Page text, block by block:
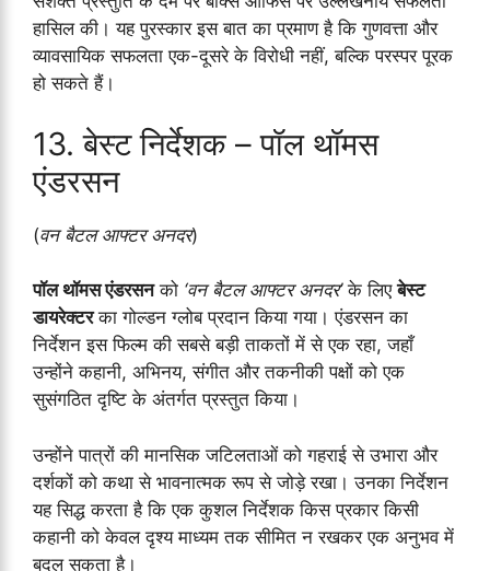
हासिल की। यह पुरस्कार इस बात का प्रमाण है कि गुणवत्ता और
व्यावसायिक सफलता एक-दूसरे के विरोधी नहीं, बल्कि परस्पर पूरक
हो सकते हैं।
13. बेस्ट निर्देशक – पॉल थॉमस
एंडरसन
(वन बैटल आफ्टर अनदर)
पॉल थॉमस एंडरसनको ‘वन बैटल आफ्टर अनदर’के लिएबेस्ट
डायरेक्टरका गोल्डन ग्लोब प्रदान किया गया। एंडरसन का
निर्देशन इस फिल्म की सबसे बड़ी ताकतों में से एक रहा, जहाँ
उन्होंने कहानी, अभिनय, संगीत और तकनीकी पक्षों को एक
सुसंगठित दृष्टि के अंतर्गत प्रस्तुत किया।
उन्होंने पात्रों की मानसिक जटिलताओं को गहराई से उभारा और
दर्शकों को कथा से भावनात्मक रूप से जोड़े रखा। उनका निर्देशन
यह सिद्ध करता है कि एक कुशल निर्देशक किस प्रकार किसी
कहानी को केवल दृश्य माध्यम तक सीमित न रखकर एक अनुभव में
बदल सकता है।